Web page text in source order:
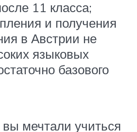
11 класса;
и получения
в Австрии не
языковых
базового
вы мечтали учиться